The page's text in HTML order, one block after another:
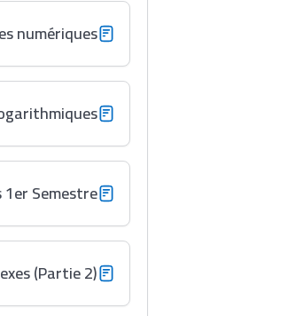
numériques
1er Semestre
(Partie 2)